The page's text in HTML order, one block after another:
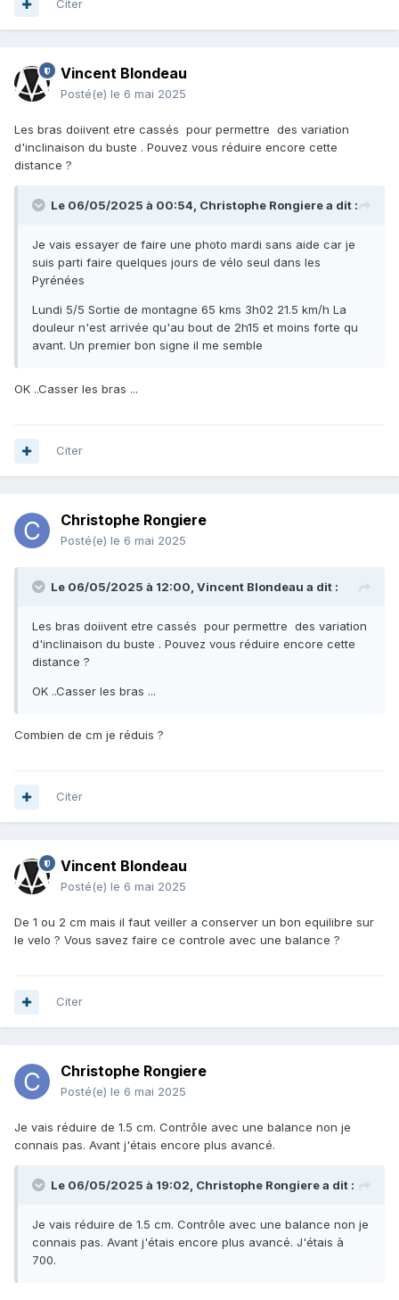
Citer
Vincent Blondeau
Posté(e) le 6 mai 2025
Les bras doiivent etre cassés pour permettre des variation
d'inclinaison du buste . Pouvez vous réduire encore cette
distance ?
Le 06/05/2025 à 00:54, Christophe Rongierea dit :
Je vais essayer de faire une photo mardi sans aide car je
suis parti faire quelques jours de vélo seul dans les
Pyrénées
Lundi 5/5 Sortie de montagne 65 kms 3h02 21.5 km/h La
douleur n'est arrivée qu'au bout de 2h15 et moins forte qu
avant. Un premier bon signe il me semble
OK ..Casser les bras ...
Citer
Christophe Rongiere
Posté(e) le 6 mai 2025
Le 06/05/2025 à 12:00, Vincent Blondeau a dit :
Les bras doiivent etre cassés pour permettre des variation
d'inclinaison du buste . Pouvez vous réduire encore cette
distance ?
OK ..Casser les bras ...
Combien de cm je réduis ?
Citer
Vincent Blondeau
Posté(e) le 6 mai 2025
De 1 ou 2 cm mais il faut veiller a conserver un bon equilibre sur
le velo ? Vous savez faire ce controle avec une balance ?
Citer
Christophe Rongiere
Posté(e) le 6 mai 2025
Je vais réduire de 1.5 cm. Contrôle avec une balance non je
connais pas. Avant j'étais encore plus avancé.
Le 06/05/2025 à 19:02, Christophe Rongierea dit :
Je vais réduire de 1.5 cm. Contrôle avec une balance non je
connais pas. Avant j'étais encore plus avancé. J'étais à
700.